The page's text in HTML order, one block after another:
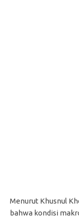
Menurut Khusnul
bahwa kondisi